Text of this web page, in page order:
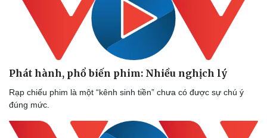
Phát hành, phổ biến phim: Nhiều nghịch lý
Rạp chiếu phim là một “kênh sinh tiền” chưa có được sự chú ý
đúng mức.